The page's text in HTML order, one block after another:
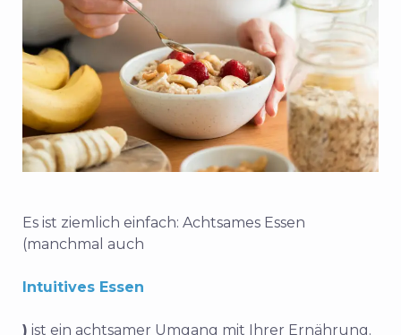
Es ist ziemlich einfach: Achtsames Essen
(manchmal auch
Intuitives Essen
) ist ein achtsamer Umgang mit Ihrer Ernährung.